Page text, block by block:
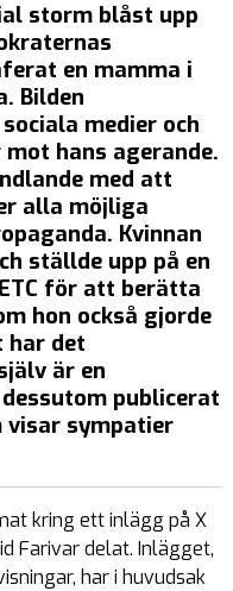
storm blåst upp
en mamma i
Bilden
medier och
hans agerande.
med att
alla möjliga
Kvinnan
ställde upp på en
för att berätta
hon också gjorde
har det
är en
publicerat
visar sympatier
kring ett inlägg på X
Farivar delat. Inlägget,
har i huvudsak